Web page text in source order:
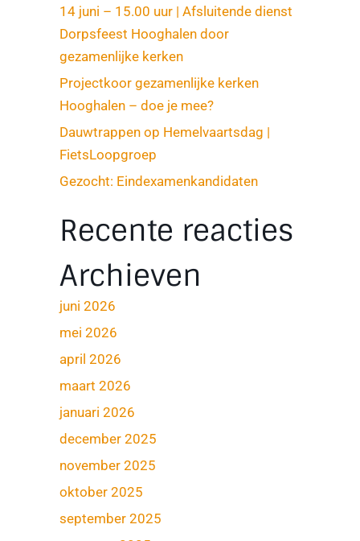
14 juni – 15.00 uur | Afsluitende dienst
Dorpsfeest Hooghalen door
gezamenlijke kerken
Projectkoor gezamenlijke kerken
Hooghalen – doe je mee?
Dauwtrappen op Hemelvaartsdag |
FietsLoopgroep
Gezocht: Eindexamenkandidaten
Recente reacties
Archieven
juni 2026
mei 2026
april 2026
maart 2026
januari 2026
december 2025
november 2025
oktober 2025
september 2025